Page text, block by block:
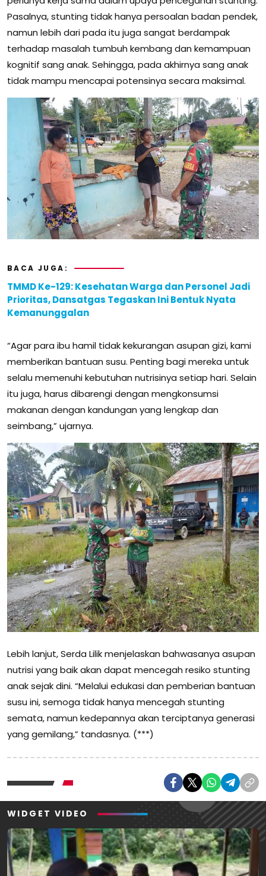
Pasalnya, stunting tidak hanya persoalan badan pendek,
namun lebih dari pada itu juga sangat berdampak
terhadap masalah tumbuh kembang dan kemampuan
kognitif sang anak. Sehingga, pada akhirnya sang anak
tidak mampu mencapai potensinya secara maksimal.
BACA JUGA:
TMMD Ke-129: Kesehatan Warga dan Personel Jadi
Prioritas, Dansatgas Tegaskan Ini Bentuk Nyata
Kemanunggalan
“Agar para ibu hamil tidak kekurangan asupan gizi, kami
memberikan bantuan susu. Penting bagi mereka untuk
selalu memenuhi kebutuhan nutrisinya setiap hari. Selain
itu juga, harus dibarengi dengan mengkonsumsi
makanan dengan kandungan yang lengkap dan
seimbang,” ujarnya.
Lebih lanjut, Serda Lilik menjelaskan bahwasanya asupan
nutrisi yang baik akan dapat mencegah resiko stunting
anak sejak dini. “Melalui edukasi dan pemberian bantuan
susu ini, semoga tidak hanya mencegah stunting
semata, namun kedepannya akan terciptanya generasi
yang gemilang,” tandasnya. (***)
WIDGET VIDEO